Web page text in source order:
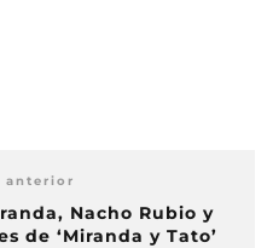
Nacho Rubio y
de ‘Miranda y Tato’